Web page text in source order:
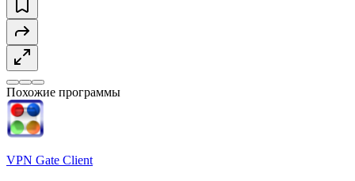
Похожие программы
VPN Gate Client